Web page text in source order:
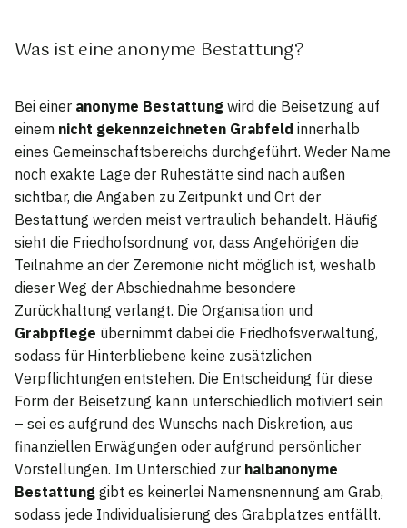
Was ist eine anonyme Bestattung?
Bei einer anonyme Bestattung wird die Beisetzung auf
einem nicht gekennzeichneten Grabfeld innerhalb
eines Gemeinschaftsbereichs durchgeführt. Weder Name
noch exakte Lage der Ruhestätte sind nach außen
sichtbar, die Angaben zu Zeitpunkt und Ort der
Bestattung werden meist vertraulich behandelt. Häufig
sieht die Friedhofsordnung vor, dass Angehörigen die
Teilnahme an der Zeremonie nicht möglich ist, weshalb
dieser Weg der Abschiednahme besondere
Zurückhaltung verlangt. Die Organisation und
Grabpflege übernimmt dabei die Friedhofsverwaltung,
sodass für Hinterbliebene keine zusätzlichen
Verpflichtungen entstehen. Die Entscheidung für diese
Form der Beisetzung kann unterschiedlich motiviert sein
– sei es aufgrund des Wunschs nach Diskretion, aus
finanziellen Erwägungen oder aufgrund persönlicher
Vorstellungen. Im Unterschied zur halbanonyme
Bestattung gibt es keinerlei Namensnennung am Grab,
sodass jede Individualisierung des Grabplatzes entfällt.